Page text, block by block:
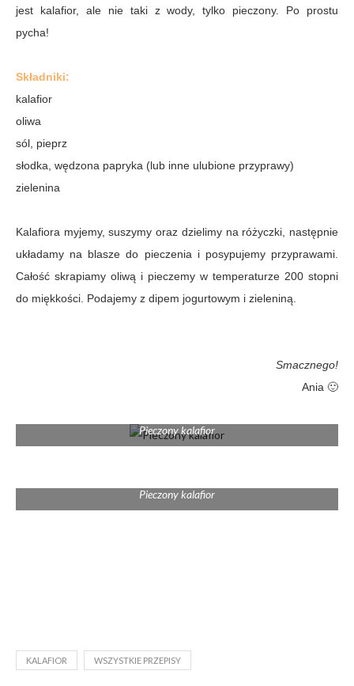
jest kalafior, ale nie taki z wody, tylko pieczony. Po prostu
pycha!
Składniki:
kalafior
oliwa
sól, pieprz
słodka, wędzona papryka (lub inne ulubione przyprawy)
zielenina
Kalafiora myjemy, suszymy oraz dzielimy na różyczki, następnie
układamy na blasze do pieczenia i posypujemy przyprawami.
Całość skrapiamy oliwą i pieczemy w temperaturze 200 stopni
do miękkości. Podajemy z dipem jogurtowym i zieleniną.
Smacznego!
Ania 🙂
Pieczony kalafior
Pieczony kalafior
KALAFIOR WSZYSTKIE PRZEPISY